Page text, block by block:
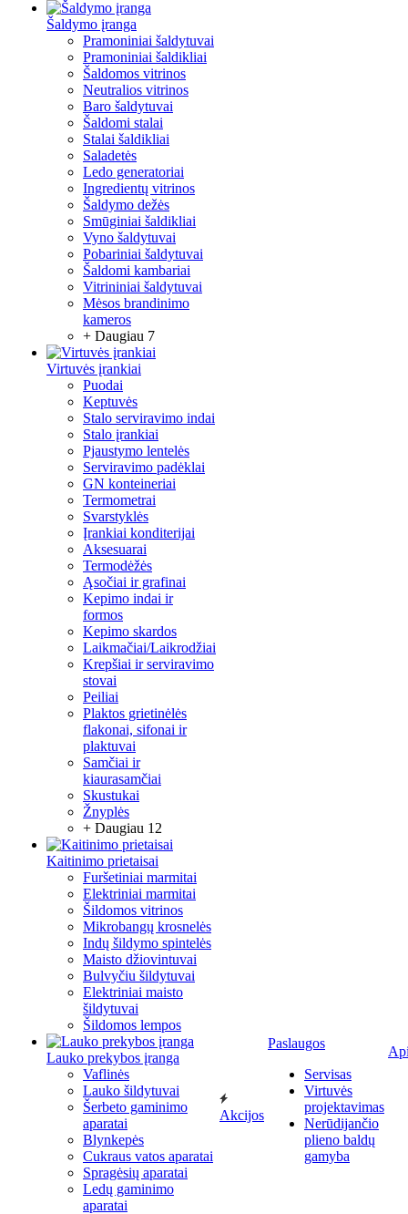
Šaldymo įranga
Pramoniniai šaldytuvai
Pramoniniai šaldikliai
Šaldomos vitrinos
Neutralios vitrinos
Baro šaldytuvai
Šaldomi stalai
Stalai šaldikliai
Saladetės
Ledo generatoriai
Ingredientų vitrinos
Šaldymo dežės
Smūginiai šaldikliai
Vyno šaldytuvai
Pobariniai šaldytuvai
Šaldomi kambariai
Vitrininiai šaldytuvai
Mėsos brandinimo
kameros
+ Daugiau 7
Virtuvės įrankiai
Puodai
Keptuvės
Stalo serviravimo indai
Stalo įrankiai
Pjaustymo lentelės
Serviravimo padėklai
GN konteineriai
Termometrai
Svarstyklės
Įrankiai konditerijai
Aksesuarai
Termodėžės
Ąsočiai ir grafinai
Kepimo indai ir
formos
Kepimo skardos
Laikmačiai/Laikrodžiai
Krepšiai ir serviravimo
stovai
Peiliai
Plaktos grietinėlės
flakonai, sifonai ir
plaktuvai
Samčiai ir
kiaurasamčiai
Skustukai
Žnyplės
+ Daugiau 12
Kaitinimo prietaisai
Furšetiniai marmitai
Elektriniai marmitai
Šildomos vitrinos
Mikrobangų krosnelės
Indų šildymo spintelės
Maisto džiovintuvai
Bulvyčiu šildytuvai
Elektriniai maisto
šildytuvai
Šildomos lempos
Lauko prekybos įranga
Vaflinės
Lauko šildytuvai
Šerbeto gaminimo
aparatai
Blynkepės
Cukraus vatos aparatai
Spragėsių aparatai
Ledų gaminimo
aparatai
Akcijos
Paslaugos
Servisas
Virtuvės
projektavimas
Nerūdijančio
plieno baldų
gamyba